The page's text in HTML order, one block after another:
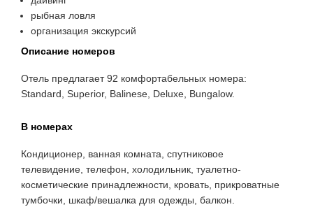
рыбная ловля
организация экскурсий
Описание номеров
Отель предлагает 92 комфортабельных номера:
Standard, Superior, Balinese, Deluxe, Bungalow.
В номерах
Кондиционер, ванная комната, спутниковое
телевидение, телефон, холодильник, туалетно-
косметические принадлежности, кровать, прикроватные
тумбочки, шкаф/вешалка для одежды, балкон.